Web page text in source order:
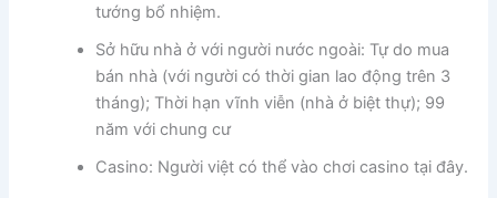
tướng bổ nhiệm.
Sở hữu nhà ở với người nước ngoài: Tự do mua
bán nhà (với người có thời gian lao động trên 3
tháng); Thời hạn vĩnh viễn (nhà ở biệt thự); 99
năm với chung cư
Casino: Người việt có thể vào chơi casino tại đây.